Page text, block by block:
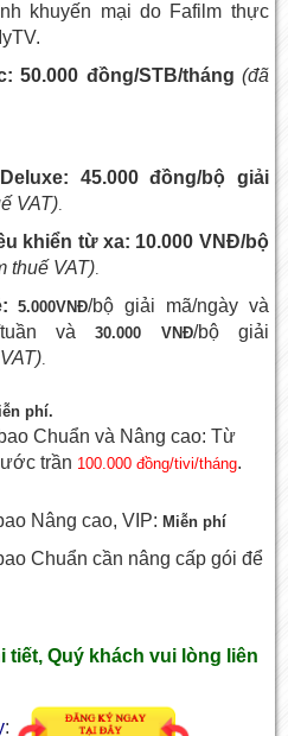
khuyến mại do Fafilm thực
50.000 đồng/STB/tháng (đã
45.000 đồng/bộ giải
VAT)
khiển từ xa: 10.000 VNĐ/bộ
thuế VAT)
5.000VNĐ/bộ giải mã/ngày và
tuần và30.000 VNĐ/bộ giải
phí.
Chuẩn và Nâng cao: Từ
trần 100.000 đồng/tivi/tháng.
Nâng cao, VIP:Miễn phí
Chuẩn cần nâng cấp gói để
tiết, Quý khách vui lòng liên
: